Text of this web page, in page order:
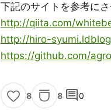
下記のサイトを参考にさ
http://qiita.com/
http://hiro-
https://github.com/
8 8 comment0